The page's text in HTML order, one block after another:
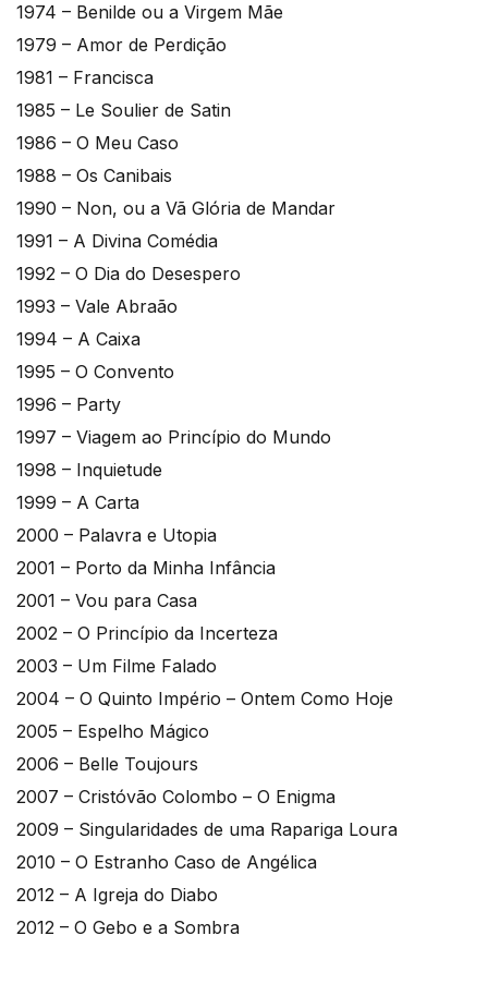
1974 – Benilde ou a Virgem Mãe
1979 – Amor de Perdição
1981 – Francisca
1985 – Le Soulier de Satin
1986 – O Meu Caso
1988 – Os Canibais
1990 – Non, ou a Vã Glória de Mandar
1991 – A Divina Comédia
1992 – O Dia do Desespero
1993 – Vale Abraão
1994 – A Caixa
1995 – O Convento
1996 – Party
1997 – Viagem ao Princípio do Mundo
1998 – Inquietude
1999 – A Carta
2000 – Palavra e Utopia
2001 – Porto da Minha Infância
2001 – Vou para Casa
2002 – O Princípio da Incerteza
2003 – Um Filme Falado
2004 – O Quinto Império – Ontem Como Hoje
2005 – Espelho Mágico
2006 – Belle Toujours
2007 – Cristóvão Colombo – O Enigma
2009 – Singularidades de uma Rapariga Loura
2010 – O Estranho Caso de Angélica
2012 – A Igreja do Diabo
2012 – O Gebo e a Sombra